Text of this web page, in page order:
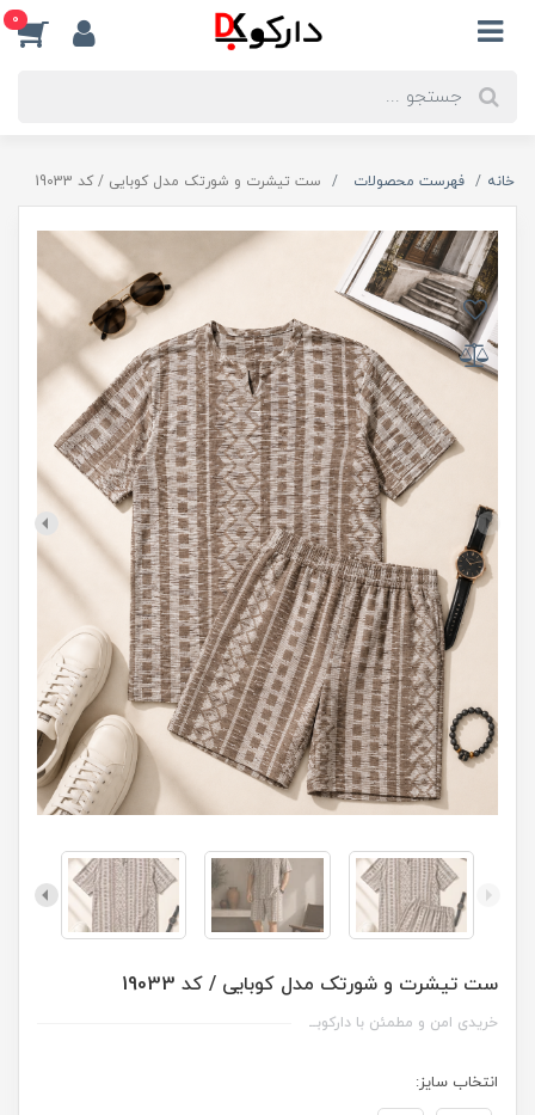
0
خانه فهرست محصولات ست تیشرت و شورتک مدل کوبایی / کد 19033
ست تیشرت و شورتک مدل کوبایی / کد 19033
خریدی امن و مطمئن با دارکوبــ
انتخاب سایز: